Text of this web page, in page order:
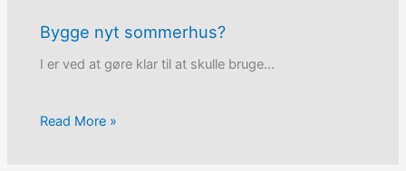
Bygge nyt sommerhus?
I er ved at gøre klar til at skulle bruge…
Read More »